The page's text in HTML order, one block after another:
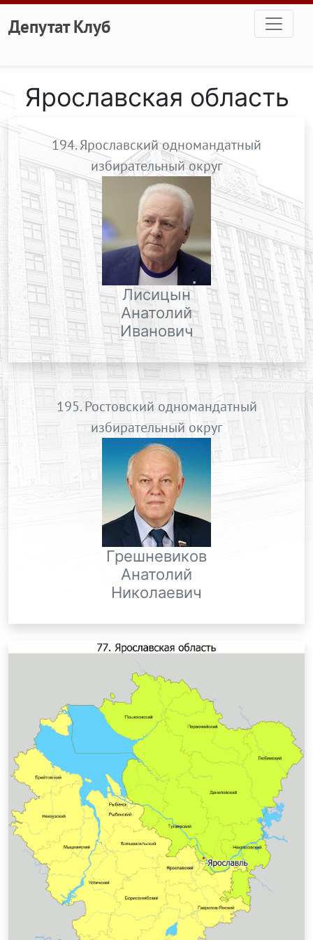
Перейти к основному содержанию
Депутат Клуб
Ярославская область
194. Ярославский одномандатный
избирательный округ
Лисицын
Анатолий
Иванович
195. Ростовский одномандатный
избирательный округ
Грешневиков
Анатолий
Николаевич